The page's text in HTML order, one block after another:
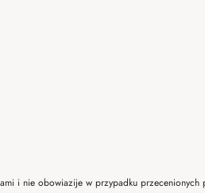
i nie obowiazije w przypadku przecenionych